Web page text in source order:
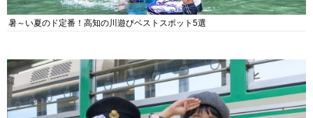
暑～い夏のド定番！高知の川遊びベストスポット5選